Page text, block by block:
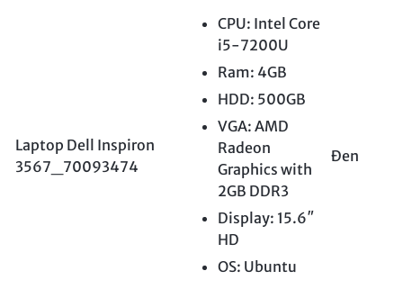
Laptop Dell Inspiron
3567_70093474
CPU: Intel Core
i5-7200U
Ram: 4GB
HDD: 500GB
VGA: AMD
Radeon
Graphics with
2GB DDR3
Display: 15.6″
HD
OS: Ubuntu
Đen